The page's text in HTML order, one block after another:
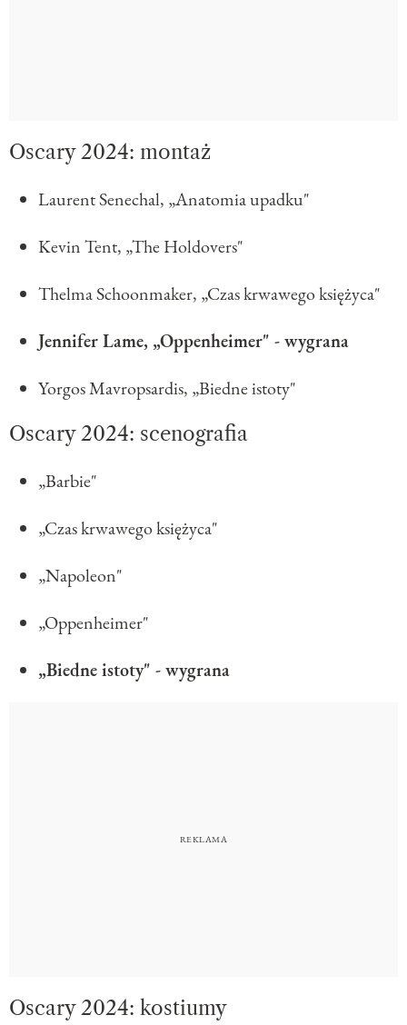
Oscary 2024: montaż
Laurent Senechal, „Anatomia upadku"
Kevin Tent, „The Holdovers"
Thelma Schoonmaker, „Czas krwawego księżyca"
Jennifer Lame, „Oppenheimer" - wygrana
Yorgos Mavropsardis, „Biedne istoty"
Oscary 2024: scenografia
„Barbie"
„Czas krwawego księżyca"
„Napoleon"
„Oppenheimer"
„Biedne istoty" - wygrana
Oscary 2024: kostiumy